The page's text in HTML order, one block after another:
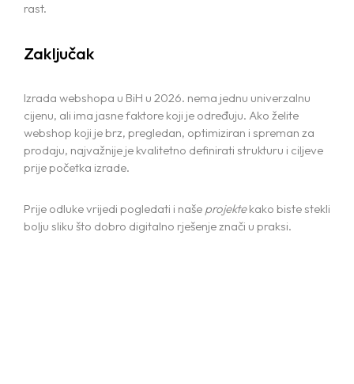
Projects
Services
MARKETING AND SOCIAL MEDIA
Contact us
rast.
Zaključak
Izrada webshopa u BiH u 2026. nema jednu univerzalnu
cijenu, ali ima jasne faktore koji je određuju. Ako želite
webshop koji je brz, pregledan, optimiziran i spreman za
prodaju, najvažnije je kvalitetno definirati strukturu i ciljeve
prije početka izrade.
Prije odluke vrijedi pogledati i naše projektekako biste stekli
bolju sliku što dobro digitalno rješenje znači u praksi.